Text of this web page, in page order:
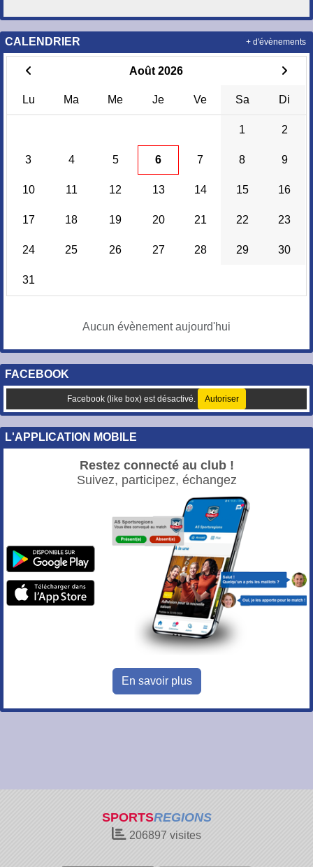
CALENDRIER
Août 2026
Lu Ma Me Je Ve Sa Di
1 2
3 4 5 6 7 8 9
10 11 12 13 14 15 16
17 18 19 20 21 22 23
24 25 26 27 28 29 30
31
Aucun évènement aujourd'hui
+ d'évènements
FACEBOOK
Facebook (like box) est désactivé. Autoriser
L'APPLICATION MOBILE
Restez connecté au club !
Suivez, participez, échangez
En savoir plus
SPORTSREGIONS
206897 visites